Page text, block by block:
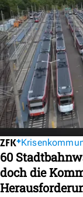
60
doch die